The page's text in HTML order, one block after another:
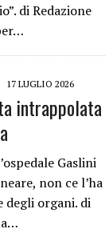
di Redazione
17 LUGLIO 2026
intrappolata
Gaslini
non ce l’ha
degli organi. di